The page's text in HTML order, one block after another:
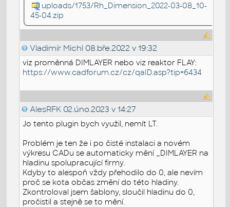
uploads/1753/Rh_Dimension_2022-03-08_10-
45-04.zip
Vladimír Michl 08.bře.2022 v 19:32
viz proměnná DIMLAYER nebo viz reaktor FLAY:
https://www.cadforum.cz/cz/qaID.asp?tip=6434
AlesRFK 02.úno.2023 v 14:27
Jo tento plugin bych využil, nemít LT.
Problém je ten že i po čisté instalaci a novém
výkresu CADu se automaticky mění _DIMLAYER na
hladinu spolupracující firmy.
Kdyby to alespoň vždy přehodilo do 0, ale nevím
proč se kota občas změní do této hladiny.
Zkontroloval jsem šablony, sloučil hladinu do 0,
pročistil a stejně se to mění.